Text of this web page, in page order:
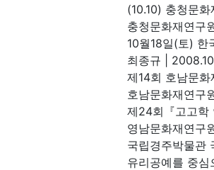
(10.10) 충청문
충청문화재연구
10월18일(토) 한
최종규
제14회 호남문
호남문화재연구
제24회『고고학
영남문화재연구
국립경주박물관
유리공예를 중심